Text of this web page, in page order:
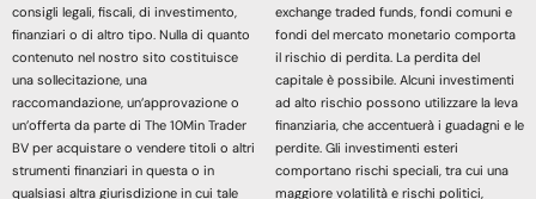
consigli legali, fiscali, di investimento,
finanziari o di altro tipo. Nulla di quanto
contenuto nel nostro sito costituisce
una sollecitazione, una
raccomandazione, un’approvazione o
un’offerta da parte di The 10Min Trader
BV per acquistare o vendere titoli o altri
strumenti finanziari in questa o in
qualsiasi altra giurisdizione in cui tale
exchange traded funds, fondi comuni e
fondi del mercato monetario comporta
il rischio di perdita. La perdita del
capitale è possibile. Alcuni investimenti
ad alto rischio possono utilizzare la leva
finanziaria, che accentuerà i guadagni e le
perdite. Gli investimenti esteri
comportano rischi speciali, tra cui una
maggiore volatilità e rischi politici,